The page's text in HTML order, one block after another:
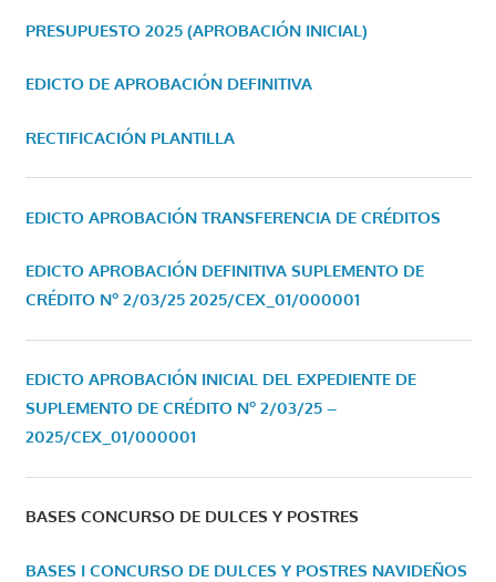
PRESUPUESTO 2025 (APROBACIÓN INICIAL)
EDICTO DE APROBACIÓN DEFINITIVA
RECTIFICACIÓN PLANTILLA
EDICTO APROBACIÓN TRANSFERENCIA DE CRÉDITOS
EDICTO APROBACIÓN DEFINITIVA SUPLEMENTO DE
CRÉDITO Nº 2/03/25 2025/CEX_01/000001
EDICTO APROBACIÓN INICIAL DEL EXPEDIENTE DE
SUPLEMENTO DE CRÉDITO Nº 2/03/25 –
2025/CEX_01/000001
BASES CONCURSO DE DULCES Y POSTRES
BASES I CONCURSO DE DULCES Y POSTRES NAVIDEÑOS